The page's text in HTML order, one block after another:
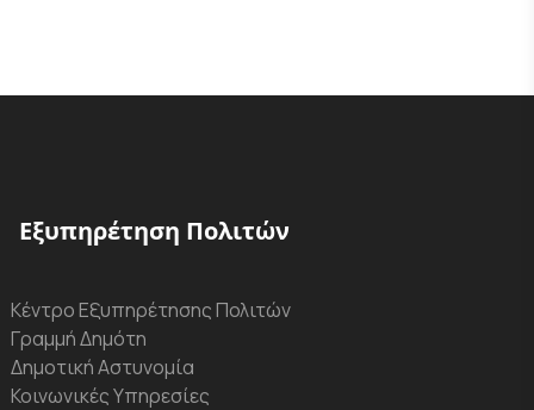
Εξυπηρέτηση Πολιτών
Κέντρο Εξυπηρέτησης Πολιτών
Γραμμή Δημότη
Δημοτική Αστυνομία
Κοινωνικές Υπηρεσίες